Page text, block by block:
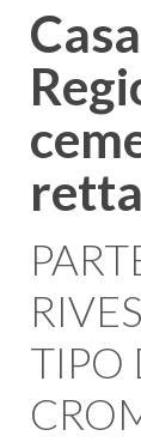
TIPO